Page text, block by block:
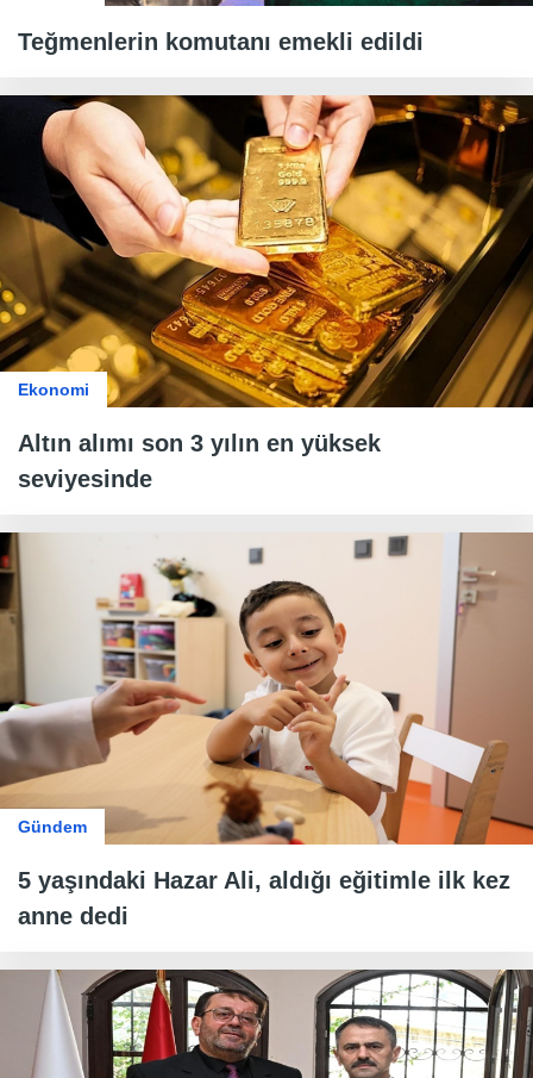
Teğmenlerin komutanı emekli edildi
Ekonomi
Altın alımı son 3 yılın en yüksek
seviyesinde
Gündem
5 yaşındaki Hazar Ali, aldığı eğitimle ilk kez
anne dedi